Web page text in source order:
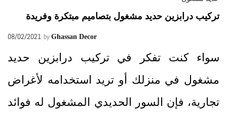
تركيب درابزين حديد مشغول بتصاميم مبتكرة وفريدة
08/02/2021 by Ghassan Decor
سواء كنت تفكر في تركيب درابزين حديد
مشغول في منزلك أو تريد استخدامه لأغراض
تجارية، فإن السور الحديدي المشغول له فوائد